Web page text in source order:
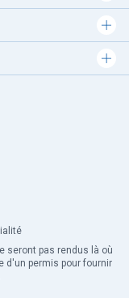
seront pas rendus là où
d'un permis pour fournir